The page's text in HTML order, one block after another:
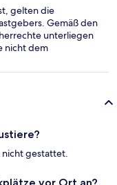
gelten die
Gemäß den
unterliegen
nicht dem
nicht gestattet.